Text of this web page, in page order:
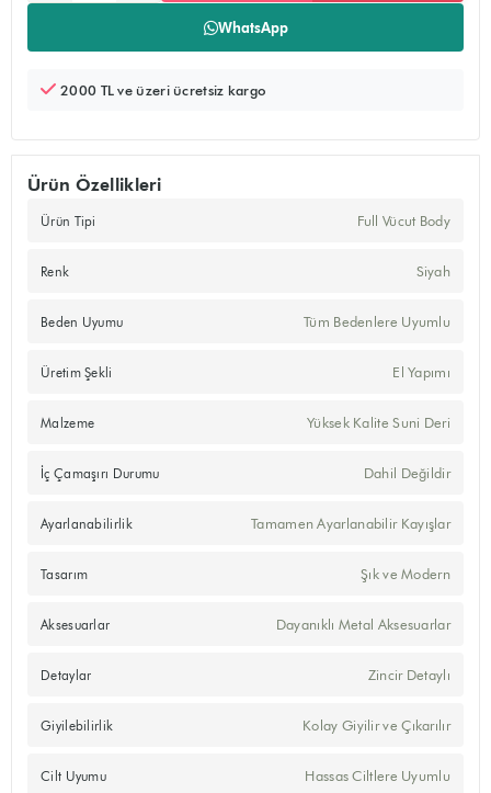
WhatsApp
2000 TL ve üzeri ücretsiz kargo
Ürün Özellikleri
Ürün Tipi Full Vücut Body
Renk Siyah
Beden Uyumu Tüm Bedenlere Uyumlu
Üretim Şekli El Yapımı
Malzeme Yüksek Kalite Suni Deri
İç Çamaşırı Durumu Dahil Değildir
Ayarlanabilirlik Tamamen Ayarlanabilir Kayışlar
Tasarım Şık ve Modern
Aksesuarlar Dayanıklı Metal Aksesuarlar
Detaylar Zincir Detaylı
Giyilebilirlik Kolay Giyilir ve Çıkarılır
Cilt Uyumu Hassas Ciltlere Uyumlu